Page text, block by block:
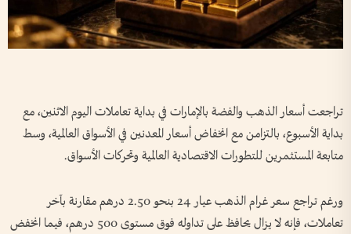
تراجعت أسعار الذهب والفضة بالإمارات في بداية تعاملات اليوم الاثنين، مع
بداية الأسبوع، بالتزامن مع انخفاض أسعار المعدنين في الأسواق العالمية، وسط
متابعة المستثمرين للتطورات الاقتصادية العالمية وتحركات الأسواق.
ورغم تراجع سعر غرام الذهب عيار 24 بنحو 2.50 درهم مقارنة بآخر
تعاملات، فإنه لا يزال يحافظ على تداوله فوق مستوى 500 درهم، فيما انخفض